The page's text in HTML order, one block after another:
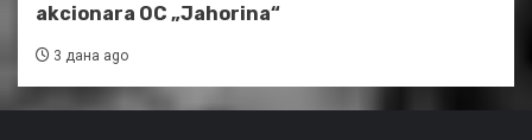
akcionara OC „Jahorina“
3 дана ago